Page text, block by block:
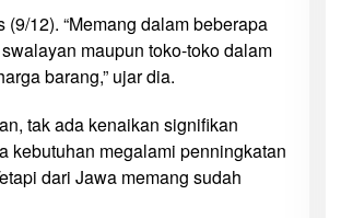
12). “Memang dalam beberapa
maupun toko-toko dalam
barang,” ujar dia.
tak ada kenaikan signifikan
kebutuhan megalami penningkatan
dari Jawa memang sudah